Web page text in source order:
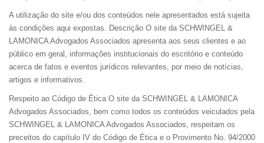
A utilização do site e/ou dos conteúdos nele apresentados está sujeita
às condições aqui expostas. Descrição O site da SCHWINGEL &
LAMONICA Advogados Associados apresenta aos seus clientes e ao
público em geral, informações institucionais do escritório e conteúdo
acerca de fatos e eventos jurídicos relevantes, por meio de notícias,
artigos e informativos.
Respeito ao Código de Ética O site da SCHWINGEL & LAMONICA
Advogados Associados, bem como todos os conteúdos veiculados pela
SCHWINGEL & LAMONICA Advogados Associados, respeitam os
preceitos do capítulo IV do Código de Ética e o Provimento No. 94/2000